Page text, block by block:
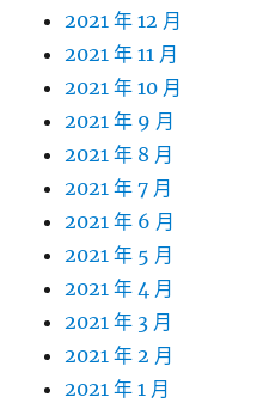
2021 年 12 月
2021 年 11 月
2021 年 10 月
2021 年 9 月
2021 年 8 月
2021 年 7 月
2021 年 6 月
2021 年 5 月
2021 年 4 月
2021 年 3 月
2021 年 2 月
2021 年 1 月